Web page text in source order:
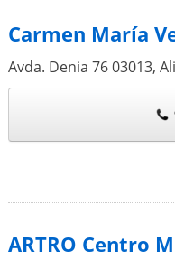
Carmen María
Avda. Denia 7603013,
ARTRO Centro